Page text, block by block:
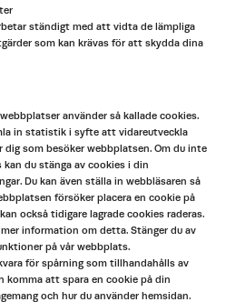
ständigt med att vidta de lämpliga
som kan krävas för att skydda dina
använder så kallade cookies.
in statistik i syfte att vidareutveckla
som besöker webbplatsen. Om du inte
du stänga av cookies i din
Du kan även ställa in webbläsaren så
försöker placera en cookie på
också tidigare lagrade cookies raderas.
information om detta. Stänger du av
på vår webbplats.
för spårning som tillhandahålls av
komma att spara en cookie på din
och hur du använder hemsidan.